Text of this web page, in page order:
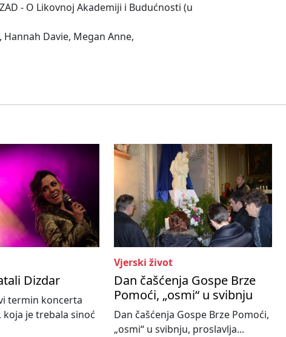
- O Likovnoj Akademiji i Budućnosti (u
Hannah Davie, Megan Anne,
Dizdar
termin koncerta
koja je trebala sinoć
Vjerski život
Dan čašćenja Gospe Brze
Pomoći, „osmi“ u svibnju
Dan čašćenja Gospe Brze Pomoći,
„osmi“ u svibnju, proslavlja...